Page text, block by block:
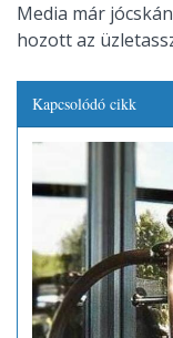
Media már
hozott az
Kapcsolódó cikk